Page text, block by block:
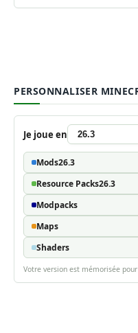
PERSONNALISER
Je joue en
Mods26.3
Resource Packs26.3
Modpacks
Maps
Shaders
Votre version est mémorisée